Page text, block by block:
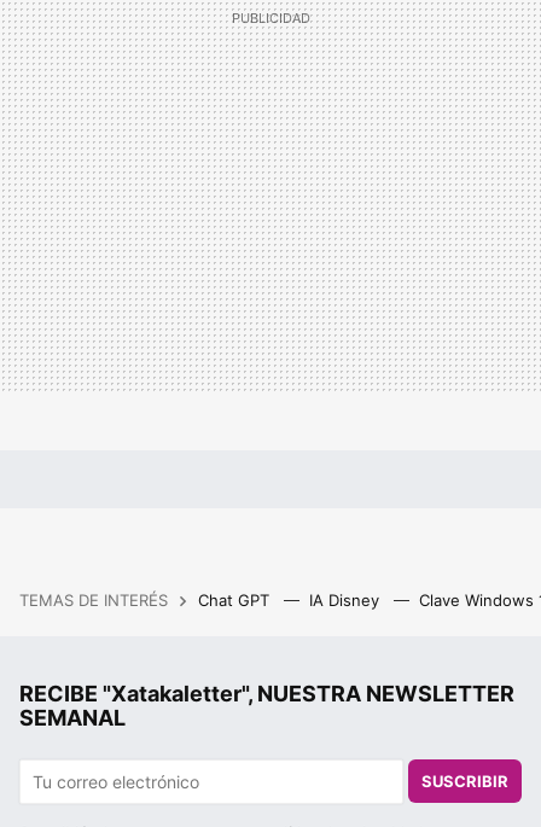
TEMAS DE INTERÉS Chat GPT IA Disney Clave Windows
RECIBE "Xatakaletter", NUESTRA NEWSLETTER
SEMANAL
SUSCRIBIR